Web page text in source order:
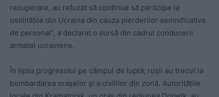
recuperare, au refuzat să continue să participe la
ostilitățile din Ucraina din cauza pierderilor semnificative
de personal”, a declarat o sursă din cadrul conducerii
armatei ucrainene.
În lipsa progresului pe câmpul de luptă, rușii au trecut la
bombardarea orașelor și a civililor din zonă. Autoritățile